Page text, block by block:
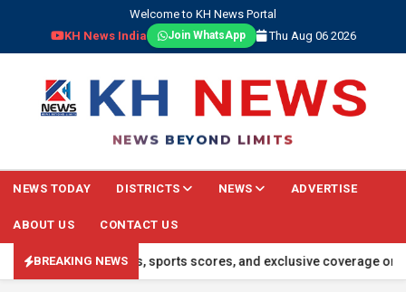
Welcome to KH News Portal
KH News India
Join WhatsApp Thu Aug 06 2026
NEWS BEYOND LIMITS
NEWS TODAY DISTRICTS NEWS ADVERTISE
ABOUT US CONTACT US
BREAKING NEWS
global events, sports scores, and exclusive coverage on